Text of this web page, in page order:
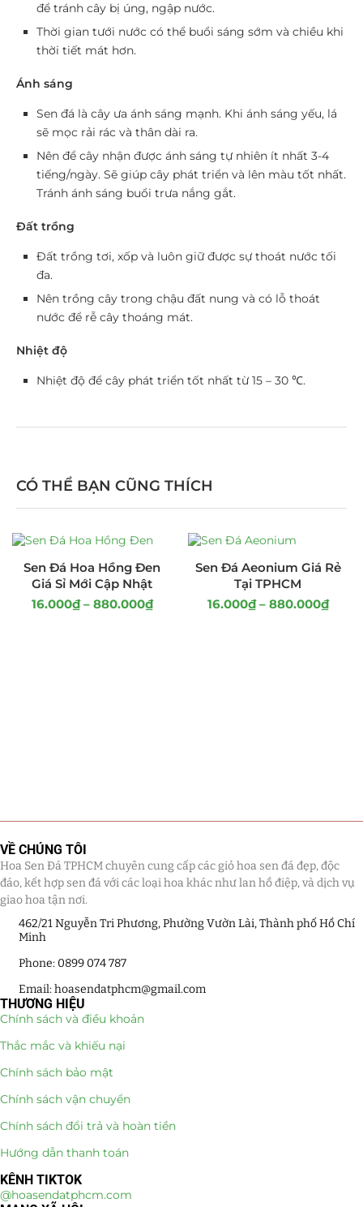
để tránh cây bị úng, ngập nước.
Thời gian tưới nước có thể buổi sáng sớm và chiều khi
thời tiết mát hơn.
Ánh sáng
Sen đá là cây ưa ánh sáng mạnh. Khi ánh sáng yếu, lá
sẽ mọc rải rác và thân dài ra.
Nên để cây nhận được ánh sáng tự nhiên ít nhất 3-4
tiếng/ngày. Sẽ giúp cây phát triển và lên màu tốt nhất.
Tránh ánh sáng buổi trưa nắng gắt.
Đất trồng
Đất trồng tơi, xốp và luôn giữ được sự thoát nước tối
đa.
Nên trồng cây trong chậu đất nung và có lỗ thoát
nước để rễ cây thoáng mát.
Nhiệt độ
Nhiệt độ để cây phát triển tốt nhất từ 15 – 30 ℃.
CÓ THỂ BẠN CŨNG THÍCH
Sen Đá Hoa Hồng Đen
Giá Sỉ Mới Cập Nhật
16.000₫ – 880.000₫
Sen Đá Aeonium Giá Rẻ
Tại TPHCM
16.000₫ – 880.000₫
VỀ CHÚNG TÔI
Hoa Sen Đá TPHCM chuyên cung cấp các giỏ hoa sen đá đẹp, độc
đáo, kết hợp sen đá với các loại hoa khác như lan hồ điệp, và dịch vụ
giao hoa tận nơi.
462/21 Nguyễn Tri Phương, Phường Vườn Lài, Thành phố Hồ Chí
Minh
Phone: 0899 074 787
Email: hoasendatphcm@gmail.com
THƯƠNG HIỆU
Chính sách và điều khoản
Thắc mắc và khiếu nại
Chính sách bảo mật
Chính sách vận chuyển
Chính sách đổi trả và hoàn tiền
Hướng dẫn thanh toán
KÊNH TIKTOK
@hoasendatphcm.com